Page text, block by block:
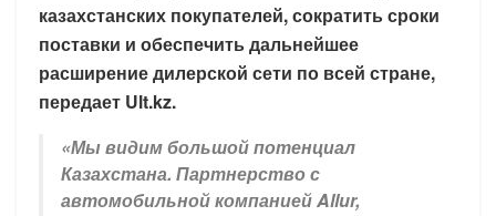
казахстанских покупателей, сократить сроки
поставки и обеспечить дальнейшее
расширение дилерской сети по всей стране,
передает Ult.kz.
«Мы видим большой потенциал
Казахстана. Партнерство с
автомобильной компанией Allur,